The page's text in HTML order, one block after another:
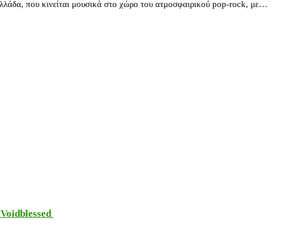
που κινείται μουσικά στο χώρο του ατμοσφαιρικού pop-rock, με…